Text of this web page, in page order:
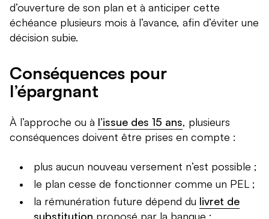
d’ouverture de son plan et à anticiper cette
échéance plusieurs mois à l’avance, afin d’éviter une
décision subie.
Conséquences pour
l’épargnant
À l’approche ou à l’issue des 15 ans, plusieurs
conséquences doivent être prises en compte :
plus aucun nouveau versement n’est possible ;
le plan cesse de fonctionner comme un PEL ;
la rémunération future dépend du livret de
substitution proposé par la banque ;